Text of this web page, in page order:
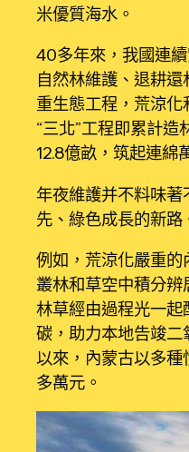
米優質海水。
40多年來，我國連續
自然林維護、退耕
重生態工程，荒涼化
“三北”工程即累計造
12.8億畝，筑起連綿
年夜維護并不料味
先、綠色成長的新路
例如，荒涼化嚴重的
叢林和草空中積分
林草經由過程光一
碳，助力本地告竣
以來，內蒙古以多
多萬元。